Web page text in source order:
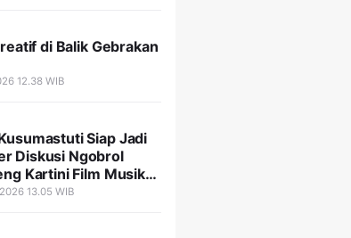
di Balik Gebrakan
12.38 WIB
Siap Jadi
Diskusi Ngobrol
Kartini Film Musik
13.05 WIB